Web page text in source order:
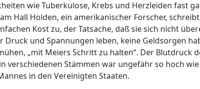
wie Tuberkulose, Krebs und Herzleiden fast
Hall Holden, ein amerikanischer Forscher,
Kost zu, der Tatsache, daß sie sich nicht
Druck und Spannungen leben, keine Geldsorgen
„mit Meiers Schritt zu halten“. Der Blutdruck
verschiedenen Stämmen war ungefähr so hoch
in den Vereinigten Staaten.